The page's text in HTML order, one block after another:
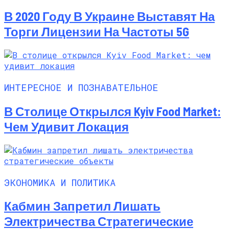
В 2020 Году В Украине Выставят На
Торги Лицензии На Частоты 5G
ИНТЕРЕСНОЕ И ПОЗНАВАТЕЛЬНОЕ
В Столице Открылся Kyiv Food Market:
Чем Удивит Локация
ЭКОНОМИКА И ПОЛИТИКА
Кабмин Запретил Лишать
Электричества Стратегические